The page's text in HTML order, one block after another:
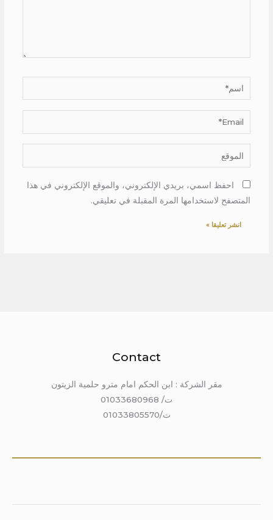
اسم*
Email*
الموقع
احفظ اسمي، بريدي الإلكتروني، والموقع الإلكتروني في هذا
المتصفح لاستخدامها المرة المقبلة في تعليقي.
Contact
مقر الشركة : ابن الحكم امام مترو حلمية الزيتون
ت/ 01033680968
ت/01033805570